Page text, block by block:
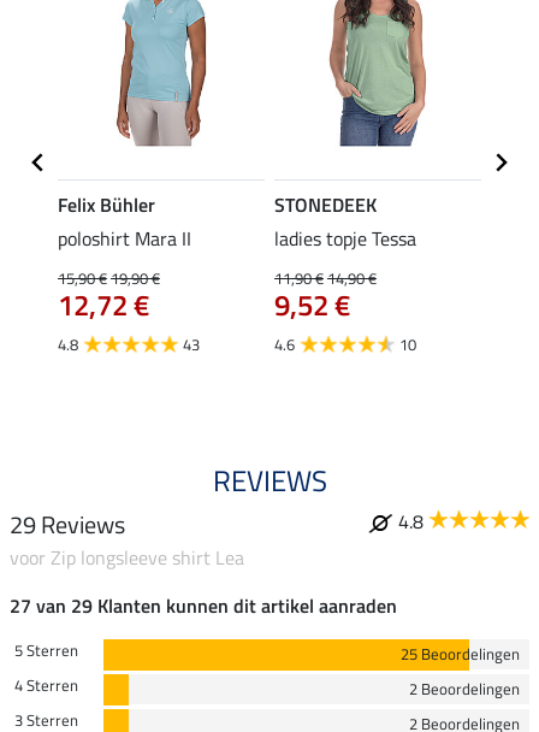
Felix Bühler
poloshirt Mara II
15,90 €19,90 €
12,72 €
4.8 43
STONEDEEK
ladies topje Tessa
11,90 €14,90 €
9,52 €
4.6 10
REVIEWS
29 Reviews
4.8
voor Zip longsleeve shirt Lea
27 van 29 Klanten kunnen dit artikel aanraden
5 Sterren
25 Beoordelingen
4 Sterren
2 Beoordelingen
3 Sterren
2 Beoordelingen